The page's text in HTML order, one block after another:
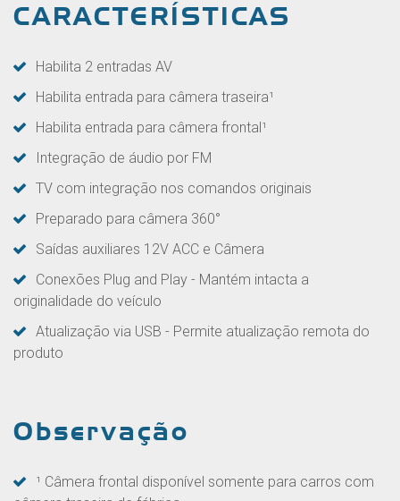
CARACTERÍSTICAS
Habilita 2 entradas AV
Habilita entrada para câmera traseira¹
Habilita entrada para câmera frontal¹
Integração de áudio por FM
TV com integração nos comandos originais
Preparado para câmera 360°
Saídas auxiliares 12V ACC e Câmera
Conexões Plug and Play - Mantém intacta a
originalidade do veículo
Atualização via USB - Permite atualização remota do
produto
Observação
¹ Câmera frontal disponível somente para carros com